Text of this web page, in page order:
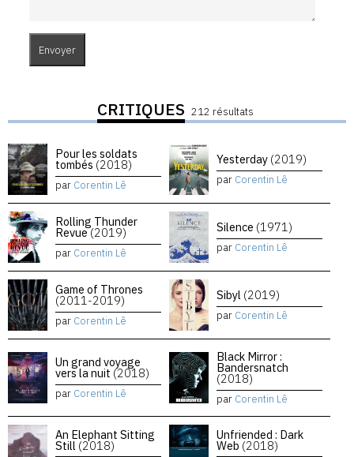
CRITIQUES 212 résultats
Pour les soldats
tombés (2018)
par Corentin Lê
Yesterday (2019)
par Corentin Lê
Rolling Thunder
Revue(2019)
par Corentin Lê
Silence (1971)
par Corentin Lê
Game of Thrones
(2011-2019)
par Corentin Lê
Sibyl (2019)
par Corentin Lê
Un grand voyage
vers la nuit (2018)
par Corentin Lê
Black Mirror :
Bandersnatch
(2018)
par Corentin Lê
An Elephant Sitting
Still (2018)
Unfriended : Dark
Web (2018)